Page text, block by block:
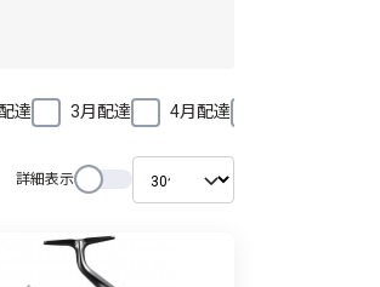
達 3月配達 4月配達
詳細表示